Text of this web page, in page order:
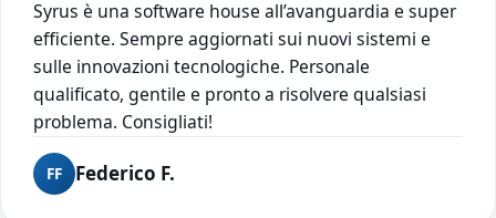
Syrus è una software house all’avanguardia e super
efficiente. Sempre aggiornati sui nuovi sistemi e
sulle innovazioni tecnologiche. Personale
qualificato, gentile e pronto a risolvere qualsiasi
problema. Consigliati!
FF Federico F.